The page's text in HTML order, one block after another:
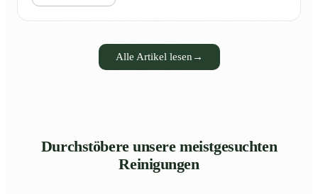
Alle Artikel lesen →
Durchstöbere unsere meistgesuchten
Reinigungen